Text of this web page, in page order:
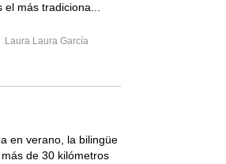
más tradiciona...
Laura Laura García
en verano, la bilingüe
de 30 kilómetros